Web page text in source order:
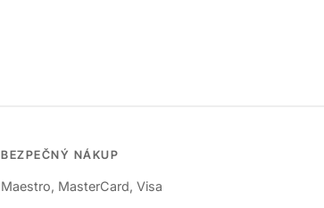
BEZPEČNÝ NÁKUP
Maestro, MasterCard, Visa